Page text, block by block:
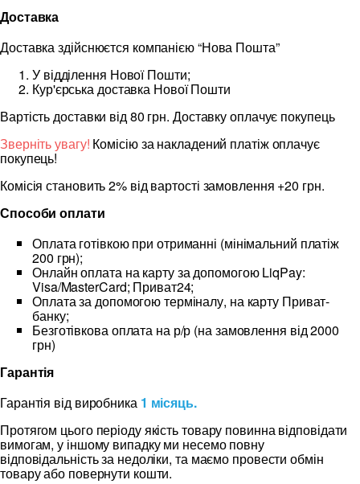
Доставка
Доставка здійснюєтся компанією “Нова Пошта”
У відділення Нової Пошти;
Кур'єрська доставка Нової Пошти
Вартість доставки від 80 грн. Доставку оплачує покупець
Зверніть увагу! Комісію за накладений платіж оплачує
покупець!
Комісія становить 2% від вартості замовлення +20 грн.
Способи оплати
Оплата готівкою при отриманні (мінімальний платіж
200 грн);
Онлайн оплата на карту за допомогою LiqPay:
Visa/MasterCard; Приват24;
Оплата за допомогою терміналу, на карту Приват-
банку;
Безготівкова оплата на р/р (на замовлення від 2000
грн)
Гарантія
Гарантія від виробника 1 місяць.
Протягом цього періоду якість товару повинна відповідати
вимогам, у іншому випадку ми несемо повну
відповідальність за недоліки, та маємо провести обмін
товару або повернути кошти.